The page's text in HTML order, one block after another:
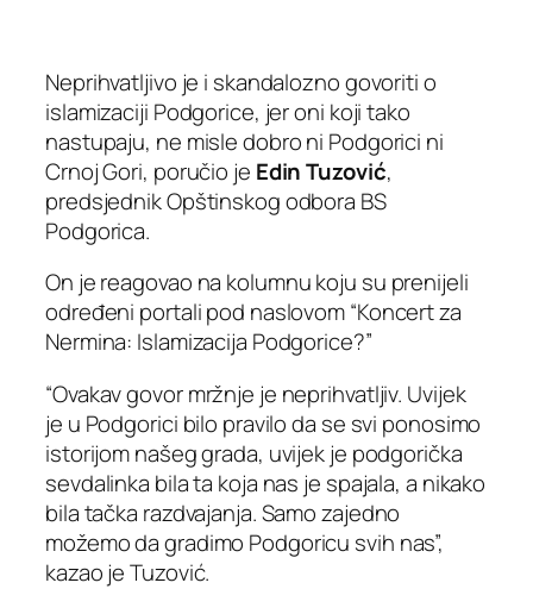
Neprihvatljivo je i skandalozno govoriti o
islamizaciji Podgorice, jer oni koji tako
nastupaju, ne misle dobro ni Podgorici ni
Crnoj Gori, poručio je Edin Tuzović,
predsjednik Opštinskog odbora BS
Podgorica.
On je reagovao na kolumnu koju su prenijeli
određeni portali pod naslovom “Koncert za
Nermina: Islamizacija Podgorice?”
“Ovakav govor mržnje je neprihvatljiv. Uvijek
je u Podgorici bilo pravilo da se svi ponosimo
istorijom našeg grada, uvijek je podgorička
sevdalinka bila ta koja nas je spajala, a nikako
bila tačka razdvajanja. Samo zajedno
možemo da gradimo Podgoricu svih nas”,
kazao je Tuzović.